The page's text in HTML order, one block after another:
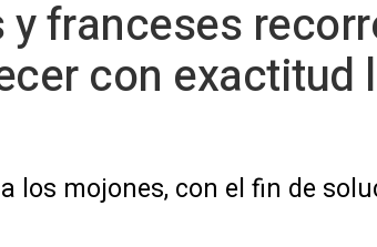
franceses
con exactitud
los mojones, con el fin de